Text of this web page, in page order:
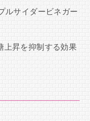
ルサイダービネガー
上昇を抑制する効果